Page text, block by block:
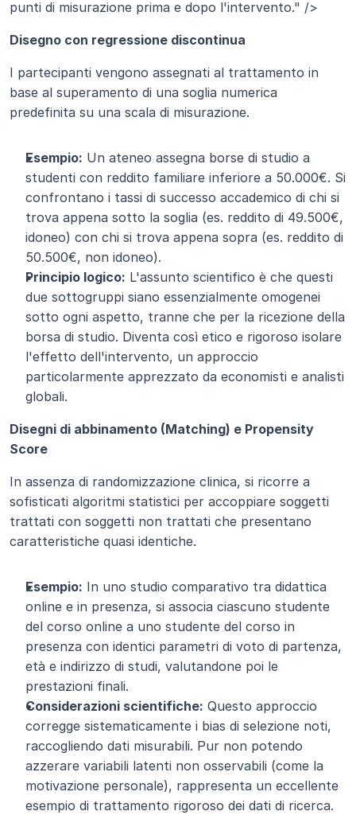
punti di misurazione prima e dopo l'intervento." />
Disegno con regressione discontinua
I partecipanti vengono assegnati al trattamento in
base al superamento di una soglia numerica
predefinita su una scala di misurazione.
Esempio: Un ateneo assegna borse di studio a
studenti con reddito familiare inferiore a 50.000€. Si
confrontano i tassi di successo accademico di chi si
trova appena sotto la soglia (es. reddito di 49.500€,
idoneo) con chi si trova appena sopra (es. reddito di
50.500€, non idoneo).
Principio logico: L'assunto scientifico è che questi
due sottogruppi siano essenzialmente omogenei
sotto ogni aspetto, tranne che per la ricezione della
borsa di studio. Diventa così etico e rigoroso isolare
l'effetto dell'intervento, un approccio
particolarmente apprezzato da economisti e analisti
globali.
Disegni di abbinamento (Matching) e Propensity
Score
In assenza di randomizzazione clinica, si ricorre a
sofisticati algoritmi statistici per accoppiare soggetti
trattati con soggetti non trattati che presentano
caratteristiche quasi identiche.
Esempio: In uno studio comparativo tra didattica
online e in presenza, si associa ciascuno studente
del corso online a uno studente del corso in
presenza con identici parametri di voto di partenza,
età e indirizzo di studi, valutandone poi le
prestazioni finali.
Considerazioni scientifiche: Questo approccio
corregge sistematicamente i bias di selezione noti,
raccogliendo dati misurabili. Pur non potendo
azzerare variabili latenti non osservabili (come la
motivazione personale), rappresenta un eccellente
esempio di trattamento rigoroso dei dati di ricerca.